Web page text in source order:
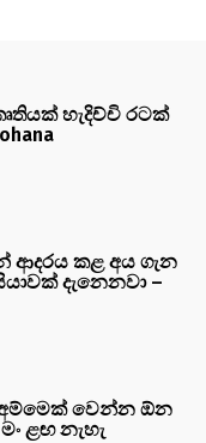
හැදිච්චි රටක්
ආදරය කළ අය ගැන
දැනෙනවා –
අම්මෙක් වෙන්න ඕන
ළඟ නැහැ